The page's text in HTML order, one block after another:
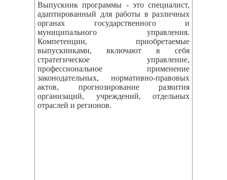
Выпускник программы - это специалист,
адаптированный для работы в различных
органах государственного и
муниципального управления.
Компетенции, приобретаемые
выпускниками, включают в себя
стратегическое управление,
профессиональное применение
законодательных, нормативно-правовых
актов, прогнозирование развития
организаций, учреждений, отдельных
отраслей и регионов.